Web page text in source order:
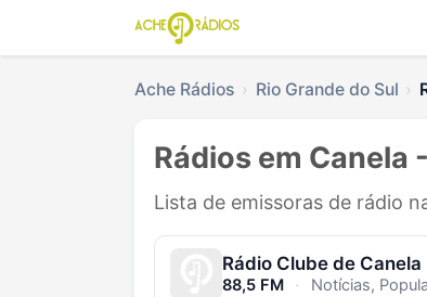
Ache Rádios Rio Grande do Sul
Rádios em Canela
Lista de emissoras de rádio
Rádio Clube de Canela
88,5 FM · Notícias,